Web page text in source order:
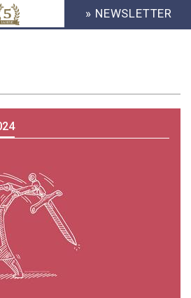
HEADER
MENU
» NEWSLETTER